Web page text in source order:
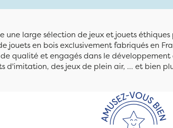
une large sélection de jeux et jouets
jouets en bois exclusivement fabriqués en
qualité et engagés dans le
d'imitation, des jeux de plein air, ... et bien